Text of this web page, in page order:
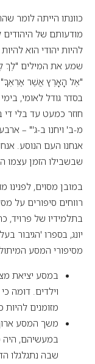
כוונתו הייתה לומר
מודעותם של
להיות יהודי הוא
שמע את המילים "לֶךְ
"אֶל הָאָרֶץ אֲשֶׁר אַרְאֶךָּ"
בסדר גודל לאומי,
חוזר כמעט עד בלי די
מ-ב' ויחנו ב-ג'" –
אנחנו העם הנוסע.
שבשבילו הזמן
במובן מסוים, לפנינו
רווחים סיפורים על
בתלמידיו של פרויד,
יונג, בספרו 'הגיבור
מסיפורי המסע
במסע יציאת
וילדים. דומה
מזומנים להיות
משך המסע
במעשיהם, היה
שבה נתגלגלו